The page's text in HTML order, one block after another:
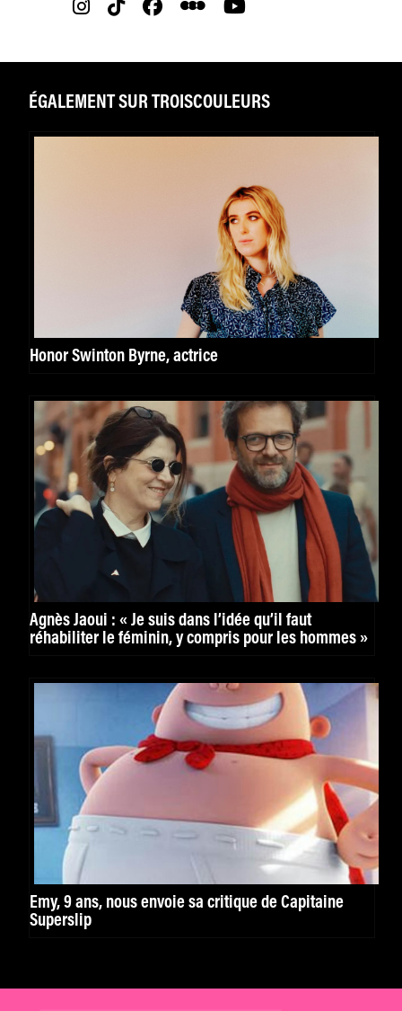
ÉGALEMENT SUR TROISCOULEURS
Honor Swinton Byrne, actrice
Agnès Jaoui : « Je suis dans l’idée qu’il faut
réhabiliter le féminin, y compris pour les hommes »
Emy, 9 ans, nous envoie sa critique de Capitaine
Superslip